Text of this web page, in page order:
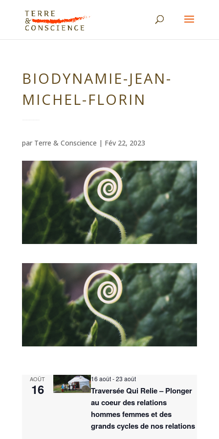
BIODYNAMIE-JEAN-
MICHEL-FLORIN
par Terre & Conscience | Fév 22, 2023
AOÛT
16
16 août-23 août
Traversée Qui Relie – Plonger
au coeur des relations
hommes femmes et des
grands cycles de nos relations